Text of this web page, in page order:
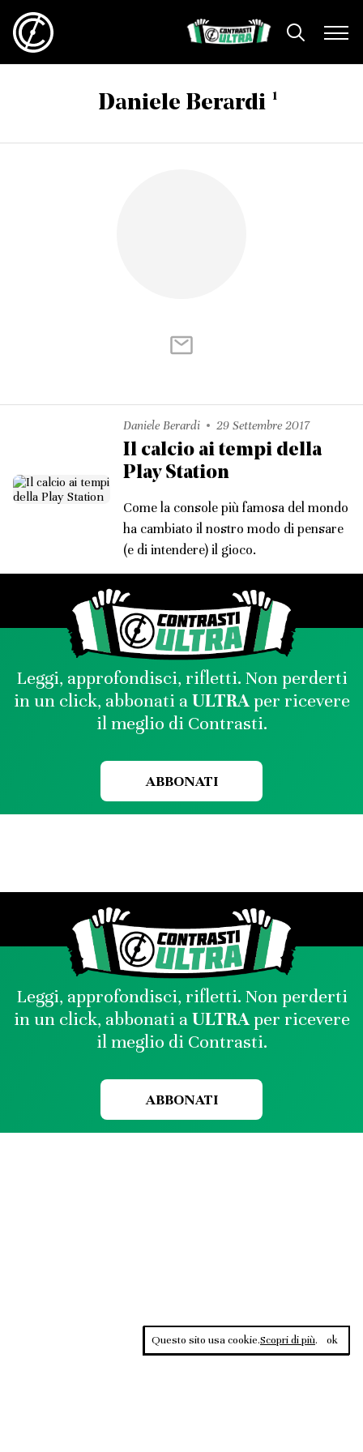
Daniele Berardi 1
Daniele Berardi 29 Settembre 2017
Il calcio ai tempi della
Play Station
Come la console più famosa del mondo
ha cambiato il nostro modo di pensare
(e di intendere) il gioco.
Leggi, approfondisci, rifletti. Non perderti
in un click, abbonati aULTRAper ricevere
il meglio di Contrasti.
ABBONATI
Leggi, approfondisci, rifletti. Non perderti
in un click, abbonati aULTRAper ricevere
il meglio di Contrasti.
ABBONATI
Questo sito usa cookie.Scopri di più. ok